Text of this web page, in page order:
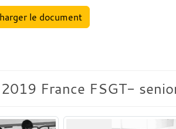
le document
France FSGT-